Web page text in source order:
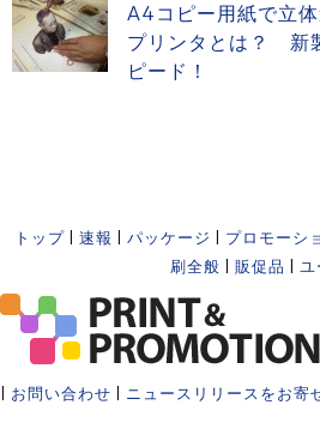
A4コピー用紙で立
プリンタとは？ 新
ピード！
トップ 速報 パッケージ プロモーシ
刷全般
販促品 ユ
お問い合わせ ニュースリリースをお寄